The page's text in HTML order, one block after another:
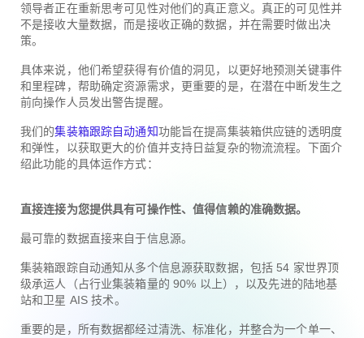
领导者正在重新思考可见性对他们的真正意义。真正的可见性并
不是接收大量数据，而是接收正确的数据，并在需要时做出决
策。
具体来说，他们希望获得有价值的洞见，以更好地预测关键事件
和里程碑，帮助确定资源需求，更重要的是，在潜在中断发生之
前向操作人员发出警告提醒。
我们的集装箱跟踪自动通知功能旨在提高集装箱供应链的透明度
和弹性，以获取更大的价值并支持日益复杂的物流流程。下面介
绍此功能的具体运作方式：
直接连接为您提供具有可操作性、值得信赖的准确数据。
最可靠的数据直接来自于信息源。
集装箱跟踪自动通知从多个信息源获取数据，包括 54 家世界顶
级承运人（占行业集装箱量的 90% 以上），以及先进的陆地基
站和卫星 AIS 技术。
重要的是，所有数据都经过清洗、标准化，并整合为一个单一、